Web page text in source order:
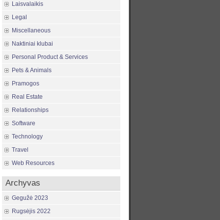
Laisvalaikis
Legal
Miscellaneous
Naktiniai klubai
Personal Product & Services
Pets & Animals
Pramogos
Real Estate
Relationships
Software
Technology
Travel
Web Resources
Archyvas
Gegužė 2023
Rugsėjis 2022